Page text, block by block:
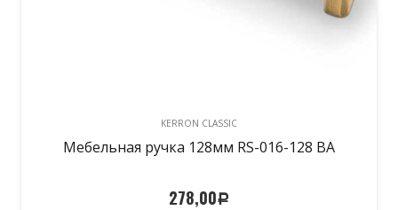
KERRON CLASSIC
Мебельная ручка 128мм RS-016-128 BA
278,00Р